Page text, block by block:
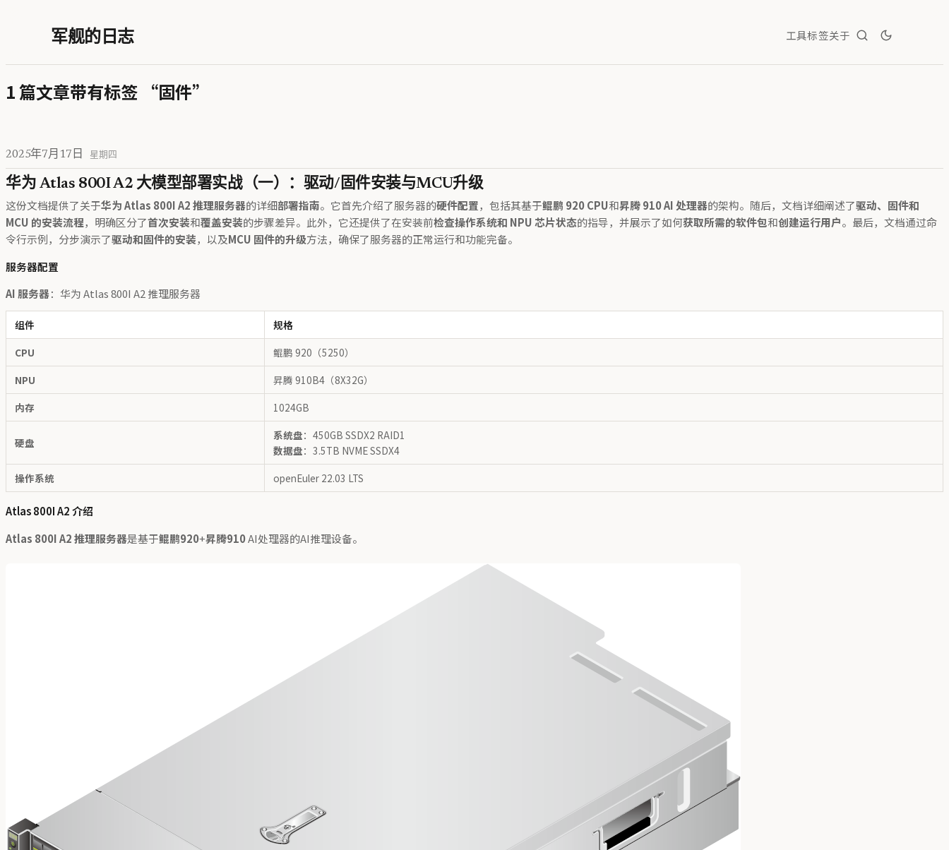
军舰的日志 工具标签关于
1 篇文章带有标签 “固件”
2025年7月17日 星期四
华为 Atlas 800I A2 大模型部署实战（一）：驱动/固件安装与MCU升级
这份文档提供了关于华为 Atlas 800I A2 推理服务器的详细部署指南。它首先介绍了服务器的硬件配置，包括其基于鲲鹏 920 CPU和昇腾 910 AI 处理器的架构。随后，文档详细阐述了驱动、固件和
MCU 的安装流程，明确区分了首次安装和覆盖安装的步骤差异。此外，它还提供了在安装前检查操作系统和 NPU 芯片状态的指导，并展示了如何获取所需的软件包和创建运行用户。最后，文档通过命
令行示例，分步演示了驱动和固件的安装，以及MCU 固件的升级方法，确保了服务器的正常运行和功能完备。
服务器配置
AI 服务器：华为 Atlas 800I A2 推理服务器
组件
规格
CPU
鲲鹏 920（5250）
NPU
昇腾 910B4（8X32G）
内存
1024GB
硬盘
系统盘：450GB SSDX2 RAID1
数据盘：3.5TB NVME SSDX4
操作系统
openEuler 22.03 LTS
Atlas 800I A2 介绍
Atlas 800I A2 推理服务器是基于鲲鹏920+昇腾910AI处理器的AI推理设备。